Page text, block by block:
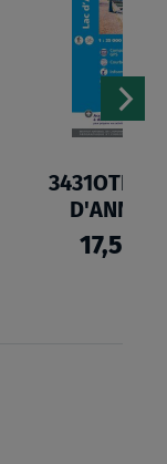
3431OTR -
17,50 €